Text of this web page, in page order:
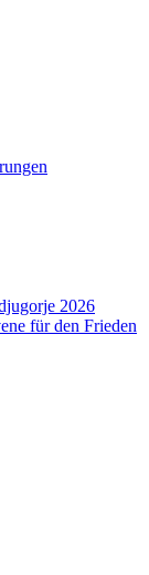
2026
für den Frieden